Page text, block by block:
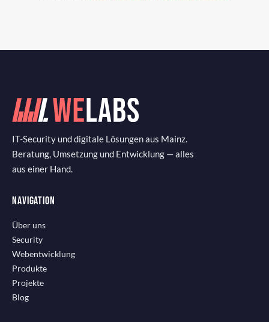
IT-Security und digitale Lösungen aus Mainz.
Beratung, Umsetzung und Entwicklung — alles
aus einer Hand.
NAVIGATION
Über uns
Security
Webentwicklung
Produkte
Projekte
Blog